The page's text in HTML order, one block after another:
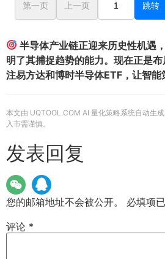
第一页 上一页 跳转
半导体产业链正迎来历史性机遇
明了其捕捉趋势的能力。现在正是
注易方达和博时半导体ETF，让智能
本文由 UQTOOL.COM AI 量化策略系统自动生
入市需谨慎。
发表回复
您的邮箱地址不会被公开。 必填项
评论 *